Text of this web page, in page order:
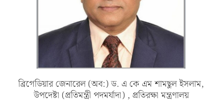
ব্রিগেডিয়ার জেনারেল (অব:) ড. এ কে এম শামছুল ইসলাম,
উপদেষ্টা (প্রতিমন্ত্রী পদমর্যাদা) , প্রতিরক্ষা মন্ত্রণালয়